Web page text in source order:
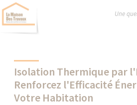
Une
Isolation Thermique par
Renforcez l'Efficacité
Votre Habitation